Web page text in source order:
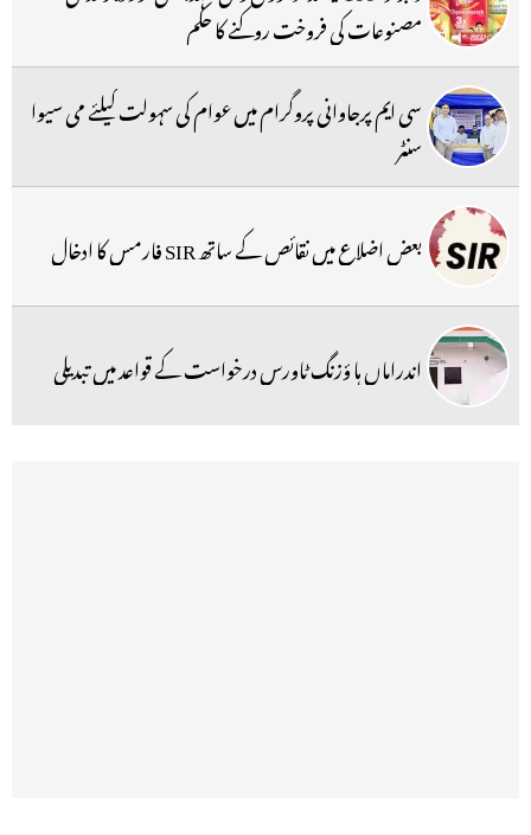
مصنوعات کی فروخت روکنے کا حکم
سی ایم پرجاوانی پروگرام میں عوام کی سہولت کیلئے می سیوا
سنٹر
بعض اضلاع میں نقائص کے ساتھ SIR فارمس کا ادخال
اندراماں ہا ؤزنگ ٹاورس درخواست کے قواعد میں تبدیلی